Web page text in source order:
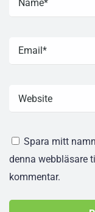
Spara mitt
denna webbläsare
kommentar.